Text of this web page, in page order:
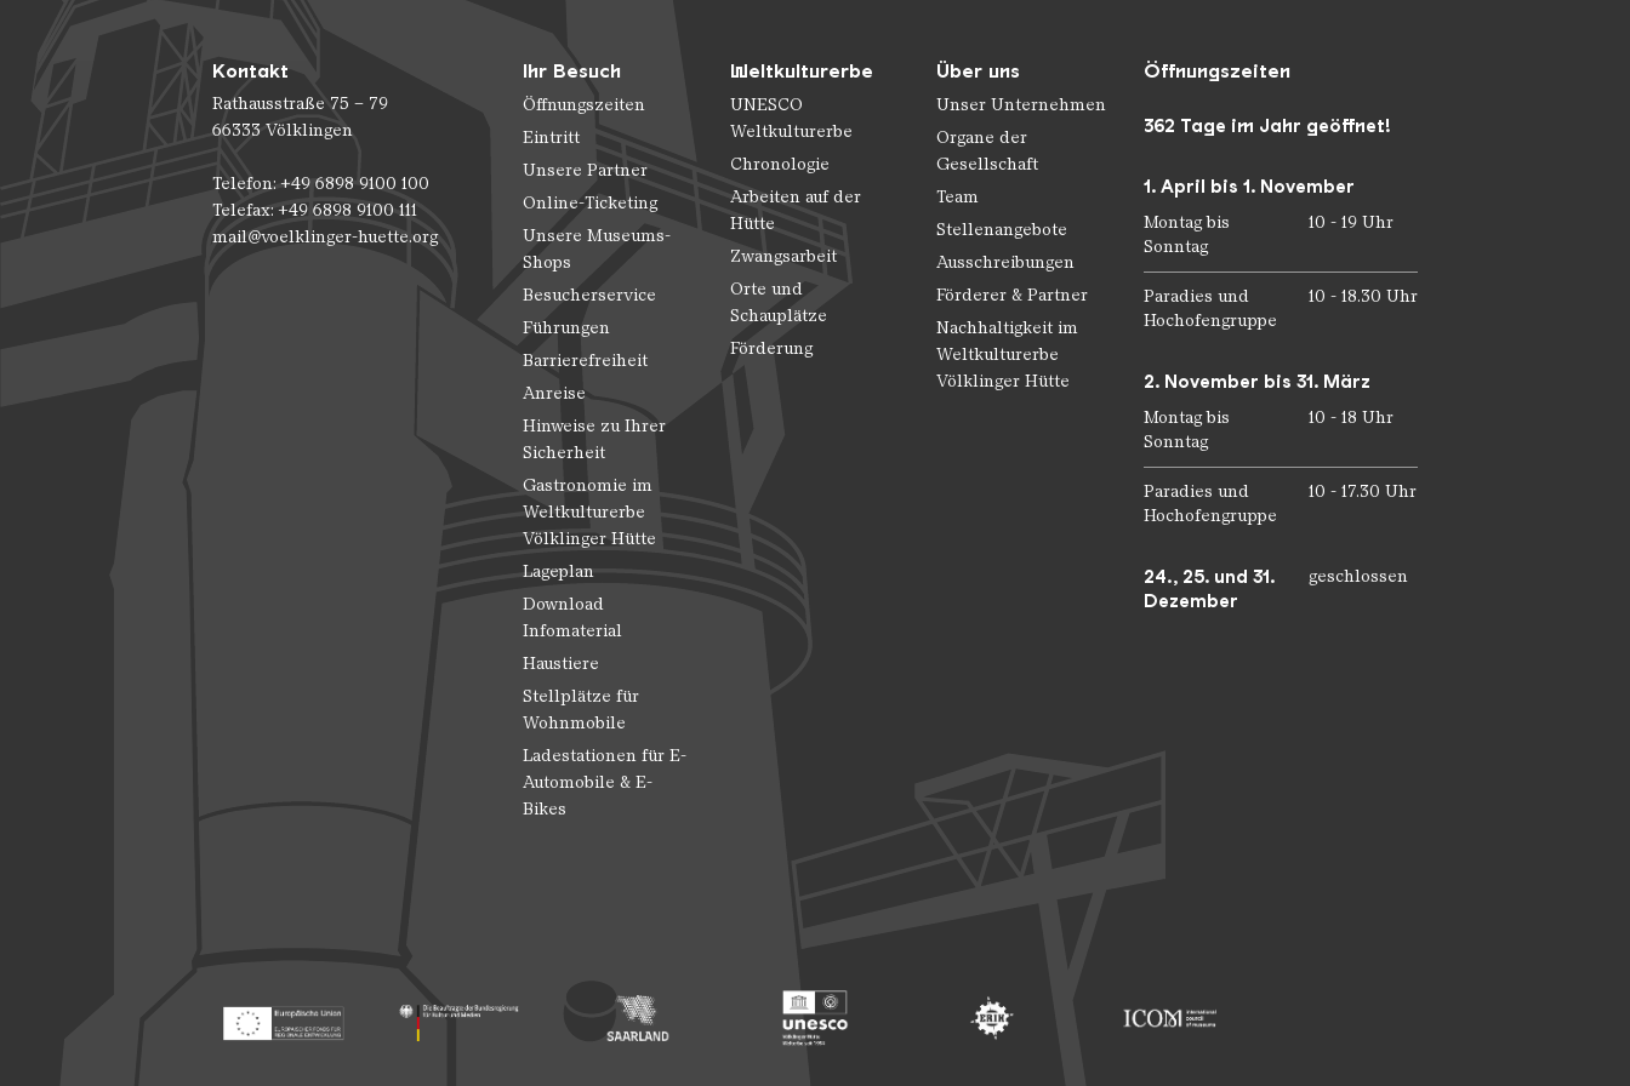
Kontakt
Rathausstraße 75 – 79
66333 Völklingen
Telefon: +49 6898 9100 100
Telefax: +49 6898 9100 111
mail@voelklinger-huette.org
Ihr Besuch
Öffnungszeiten
Eintritt
Unsere Partner
Online-Ticketing
Unsere Museums-
Shops
Besucherservice
Führungen
Barrierefreiheit
Anreise
Hinweise zu Ihrer
Sicherheit
Gastronomie im
Weltkulturerbe
Völklinger Hütte
Lageplan
Download
Infomaterial
Haustiere
Stellplätze für
Wohnmobile
Ladestationen für E-
Automobile & E-
Bikes
Weltkulturerbe
UNESCO
Weltkulturerbe
Chronologie
Arbeiten auf der
Hütte
Zwangsarbeit
Orte und
Schauplätze
Förderung
Über uns
Unser Unternehmen
Organe der
Gesellschaft
Team
Stellenangebote
Ausschreibungen
Förderer & Partner
Nachhaltigkeit im
Weltkulturerbe
Völklinger Hütte
Öffnungszeiten
362 Tage im Jahr geöffnet!
1. April bis 1. November
Montag bis
Sonntag
10 - 19 Uhr
Paradies und
Hochofengruppe
10 - 18.30 Uhr
2. November bis 31. März
Montag bis
Sonntag
10 - 18 Uhr
Paradies und
Hochofengruppe
10 - 17.30 Uhr
24., 25. und 31.
Dezember
geschlossen